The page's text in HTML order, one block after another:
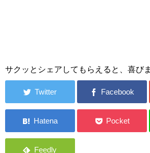
サクッとシェアしてもらえると、喜び